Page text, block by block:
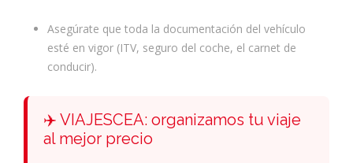
Asegúrate que toda la documentación del vehículo
esté en vigor (ITV, seguro del coche, el carnet de
conducir).
✈️ VIAJESCEA: organizamos tu viaje
al mejor precio